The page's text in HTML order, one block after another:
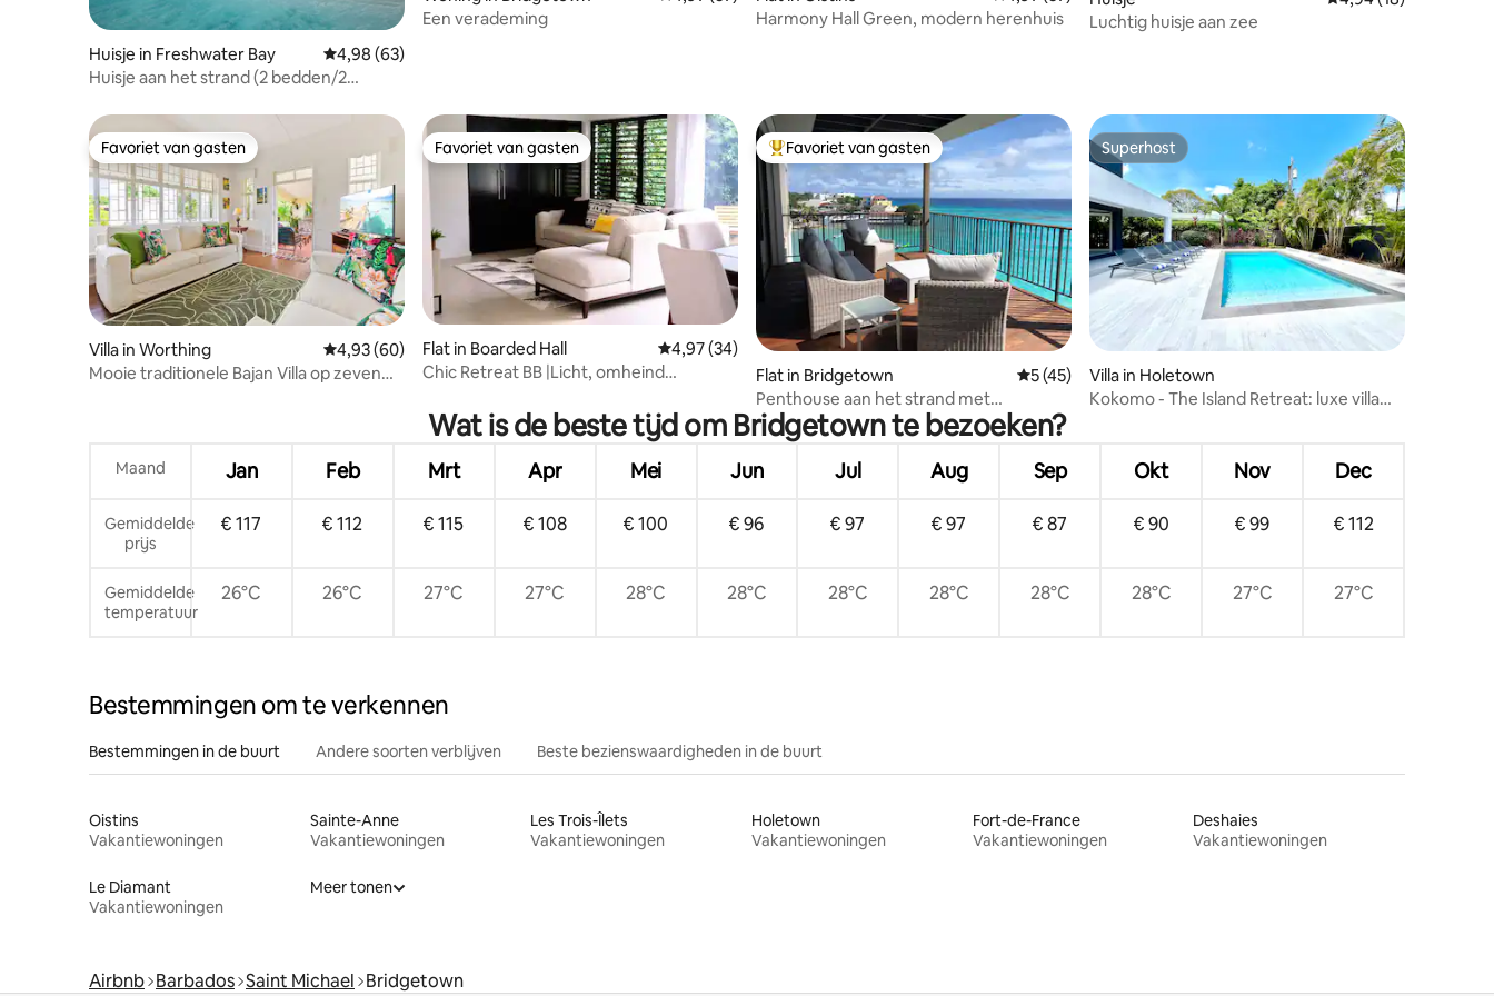
Huisje in Freshwater Bay Gemiddelde beoordeling van 4,98 op 5, 63 recensies
4,98 (63)
Huisje aan het strand (2 bedden/2
Een verademing
Harmony Hall Green, modern herenhuis
Luchtig huisje aan zee
Favoriet van gasten
Favoriet van gasten
Villa in Worthing Gemiddelde beoordeling van 4,93 op 5, 60 recensies
4,93 (60)
Mooie traditionele Bajan Villa op zeven
Favoriet van gasten
Favoriet van gasten
Flat in Boarded Hall Gemiddelde beoordeling van 4,97 op 5, 34 recensies
4,97 (34)
Chic Retreat BB |Licht, omheind
Topfavoriet van gasten
Favoriet van gasten
Flat in Bridgetown Gemiddelde beoordeling van 5 op 5, 45 recensies
5 (45)
Penthouse aan het strand met
dompelbad + uitzicht op de oceaan
Superhost
Superhost
Villa in Holetown
Kokomo - The Island Retreat: luxe villa
Wat is de beste tijd om Bridgetown te bezoeken?
Maand Jan Feb Mrt Apr Mei Jun Jul Aug Sep Okt Nov Dec
Gemiddelde
prijs
€ 117 € 112 € 115 € 108 € 100 € 96 € 97 € 97 € 87 € 90 € 99 € 112
Gemiddelde
temperatuur
26°C 26°C 27°C 27°C 28°C 28°C 28°C 28°C 28°C 28°C 27°C 27°C
Bestemmingen om te verkennen
Bestemmingen in de buurt Andere soorten verblijven Beste bezienswaardigheden in de buurt
Oistins
Vakantiewoningen
Sainte-Anne
Vakantiewoningen
Les Trois-Îlets
Vakantiewoningen
Holetown
Vakantiewoningen
Fort-de-France
Vakantiewoningen
Deshaies
Vakantiewoningen
Le Diamant
Vakantiewoningen
Meer tonen
Airbnb Barbados Saint Michael Bridgetown